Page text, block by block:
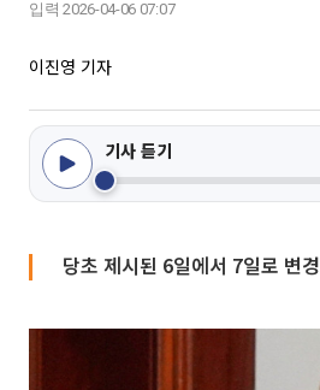
입력 2026-04-06 07:07
이진영 기자
기사 듣기
당초 제시된 6일에서 7일로 변경